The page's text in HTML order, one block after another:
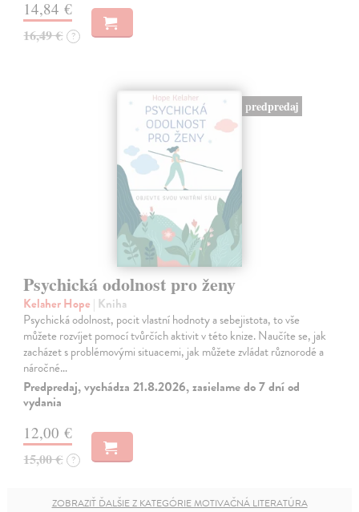
14,84 €
16,49 € ?
predpredaj
Psychická odolnost pro ženy
Kelaher Hope | Kniha
Psychická odolnost, pocit vlastní hodnoty a sebejistota, to vše
můžete rozvíjet pomocí tvůrčích aktivit v této knize. Naučíte se, jak
zacházet s problémovými situacemi, jak můžete zvládat různorodé a
náročné…
Predpredaj, vychádza 21.8.2026, zasielame do 7 dní od
vydania
12,00 €
15,00 € ?
ZOBRAZIŤ ĎALŠIE Z KATEGÓRIE MOTIVAČNÁ LITERATÚRA